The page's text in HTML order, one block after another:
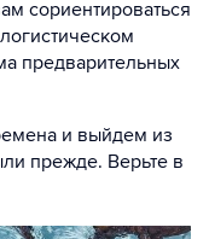
сориентироваться
предварительных
и выйдем из
прежде. Верьте в